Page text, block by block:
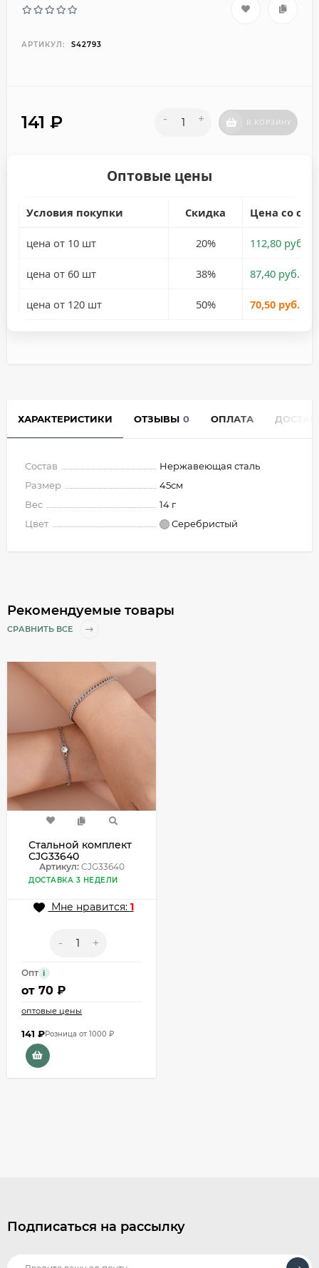
АРТИКУЛ: S42793
141 ₽ - + В КОРЗИНУ
Оптовые цены
Условия покупки Скидка Цена со
цена от 10 шт 20% 112,80 руб.
цена от 60 шт 38% 87,40 руб.
цена от 120 шт 50% 70,50 руб.
ХАРАКТЕРИСТИКИ ОТЗЫВЫ 0 ОПЛАТА
Состав
Нержавеющая сталь
Размер
45см
Вес
14 г
Цвет
Серебристый
Рекомендуемые товары
СРАВНИТЬ ВСЕ
Стальной комплект
CJG33640
Артикул:CJG33640
ДОСТАВКА 3 НЕДЕЛИ
Мне нравится: 1
- +
Опт i
от 70 ₽
оптовые цены
141 ₽Розница от 1000 ₽
Подписаться на рассылку